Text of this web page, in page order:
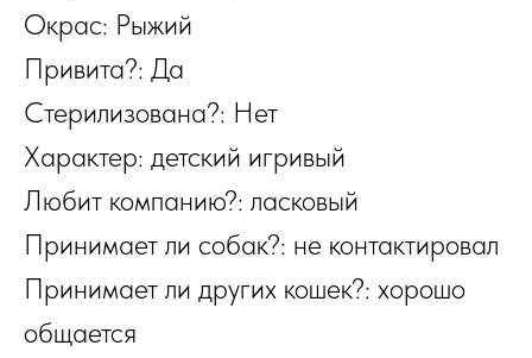
Окрас: Рыжий
Привита?: Да
Стерилизована?: Нет
Характер: детский игривый
Любит компанию?: ласковый
Принимает ли собак?: не контактировал
Принимает ли других кошек?: хорошо
общается